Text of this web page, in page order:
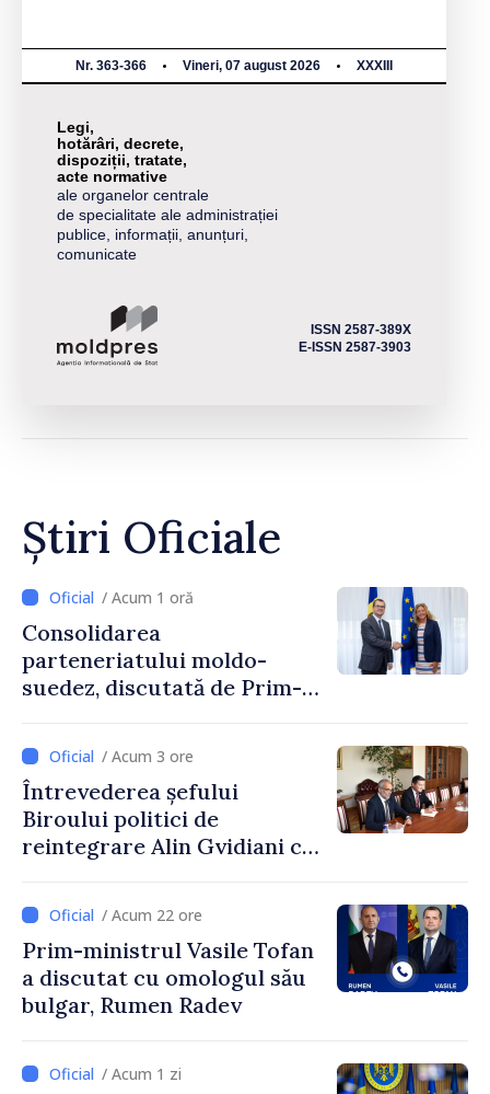
Nr. 363-366 Vineri, 07 august 2026 XXXIII
Legi,
hotărâri, decrete,
dispoziții, tratate,
acte normative
ale organelor centrale
de specialitate ale administrației
publice, informații, anunțuri,
comunicate
ISSN 2587-389X
E-ISSN 2587-3903
Știri Oficiale
/ Acum 1 oră
Consolidarea
parteneriatului moldo-
suedez, discutată de Prim-
Ambasadoarea Suediei,
Petra Lärke/ Acum 3 ore
Întrevederea șefului
Biroului politici de
reintegrare Alin Gvidiani cu
Comitetului Internațional al
Crucii Roșii în Moldova
/ Acum 22 ore
Prim-ministrul Vasile Tofan
a discutat cu omologul său
bulgar, Rumen Radev
/ Acum 1 zi